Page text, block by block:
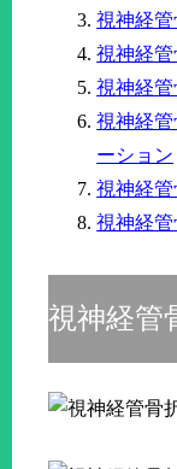
視神経
視神経
視神経
視神経
ーション
視神経
視神経
視神経管